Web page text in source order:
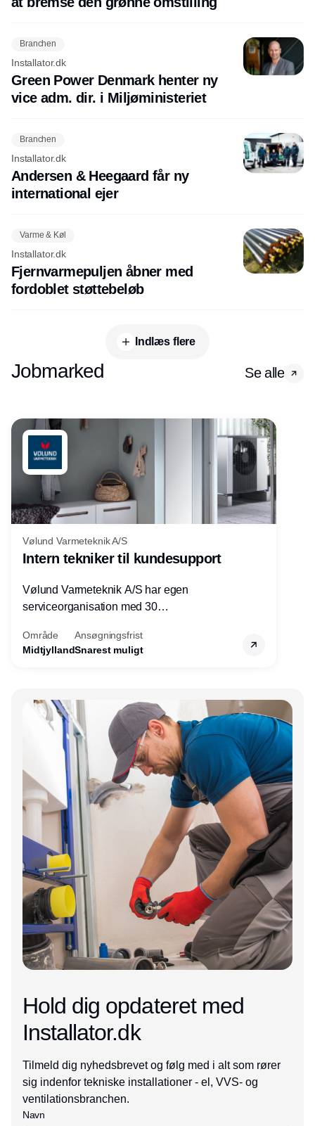
Branchen
Installator.dk
Green Power Denmark henter ny
vice adm. dir. i Miljøministeriet
Branchen
Installator.dk
Andersen & Heegaard får ny
international ejer
Varme & Køl
Installator.dk
Fjernvarmepuljen åbner med
fordoblet støttebeløb
Indlæs flere
Jobmarked Se alle
Vølund Varmeteknik A/S
Intern tekniker til kundesupport
Vølund Varmeteknik A/S har egen
serviceorganisation med 30
søger nu endnu en teknisk kollega - denne
gang til kundesupport på kontoret i Herning.
Område
Midtjylland
Ansøgningsfrist
Snarest muligt
Annonce
Hold dig opdateret med
Installator.dk
Tilmeld dig nyhedsbrevet og følg med i alt som rører
sig indenfor tekniske installationer - el, VVS- og
ventilationsbranchen.
Navn